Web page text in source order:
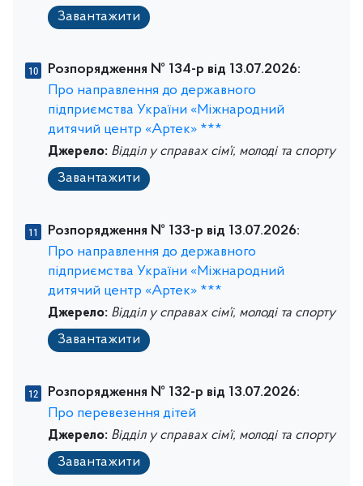
Завантажити
Розпорядження № 134-р від 13.07.2026:
Про направлення до державного
підприємства України «Міжнародний
дитячий центр «Артек» ***
Джерело: Відділ у справах сім’ї, молоді та спорту
Завантажити
Розпорядження № 133-р від 13.07.2026:
Про направлення до державного
підприємства України «Міжнародний
дитячий центр «Артек» ***
Джерело: Відділ у справах сім’ї, молоді та спорту
Завантажити
Розпорядження № 132-р від 13.07.2026:
Про перевезення дітей
Джерело: Відділ у справах сім’ї, молоді та спорту
Завантажити